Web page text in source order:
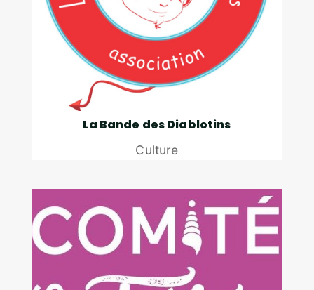
La Bande des Diablotins
Culture